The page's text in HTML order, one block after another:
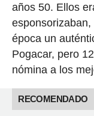
años 50. Ellos
época un
Pogacar, pero
nómina a los
RECOMENDADO